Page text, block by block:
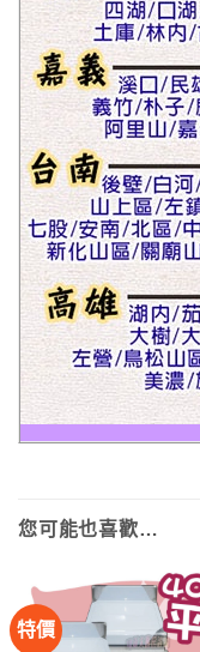
您可能也喜歡…
特價